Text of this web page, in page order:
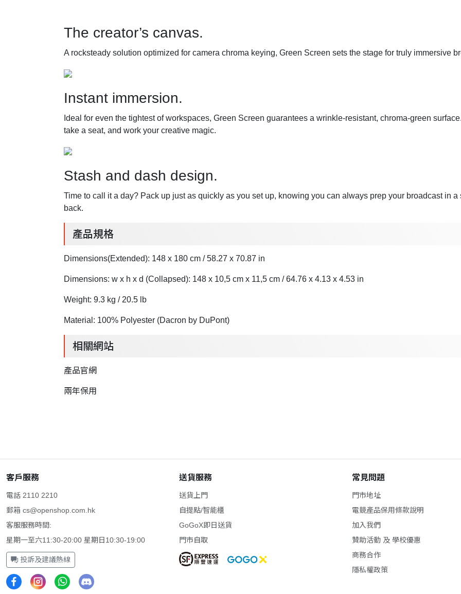
The creator’s canvas.
A rocksteady solution optimized for camera chroma keying, Green Screen sets the stage for truly immersive
Instant immersion.
Ideal for even the tightest of workspaces, Green Screen guarantees a wrinkle-resistant, chroma-green
take a seat, and work your creative magic.
Stash and dash design.
Time to call it a day? Pack up just as quickly as you set up, knowing you can always prep your broadcast in
back.
產品規格
Dimensions(Extended): 148 x 180 cm / 58.27 x 70.87 in
Dimensions: w x h x d (Collapsed): 148 x 10,5 cm x 11,5 cm / 64.76 x 4.13 x 4.53 in
Weight: 9.3 kg / 20.5 lb
Material: 100% Polyester (Dacron by DuPont)
相關網站
產品官網
兩年保用
客戶服務
電話 2110 2210
郵箱 cs@openshop.com.hk
客服服務時間:
星期一至六11:30-20:00 星期日10:30-19:00
投訴及建議熱線
送貨服務
送貨上門
自提點/智能櫃
GoGoX即日送貨
門市自取
常見問題
門市地址
電競產品保用條款說明
加入我們
贊助活動 及 學校優惠
商務合作
隱私權政策